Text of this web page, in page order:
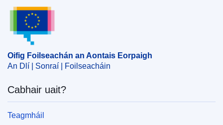
Oifig Foilseachán an Aontais Eorpaigh
Oifig Foilseachán an Aontais Eorpaigh
An Dlí | Sonraí | Foilseacháin
Cabhair uait?
Teagmháil